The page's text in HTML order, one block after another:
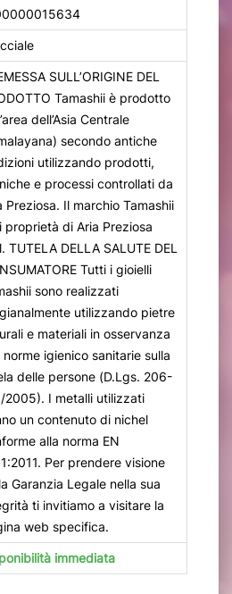
SULL’ORIGINE DEL
Tamashii è prodotto
dell’Asia Centrale
secondo antiche
utilizzando prodotti,
e processi controllati da
Preziosa. Il marchio Tamashii
proprietà di Aria Preziosa
TUTELA DELLA SALUTE DEL
Tutti i gioielli
sono realizzati
utilizzando pietre
e materiali in osservanza
norme igienico sanitarie sulla
delle persone (D.Lgs. 206-
2005). I metalli utilizzati
un contenuto di nichel
alla norma EN
Per prendere visione
Garanzia Legale nella sua
ti invitiamo a visitare la
web specifica.
immediata